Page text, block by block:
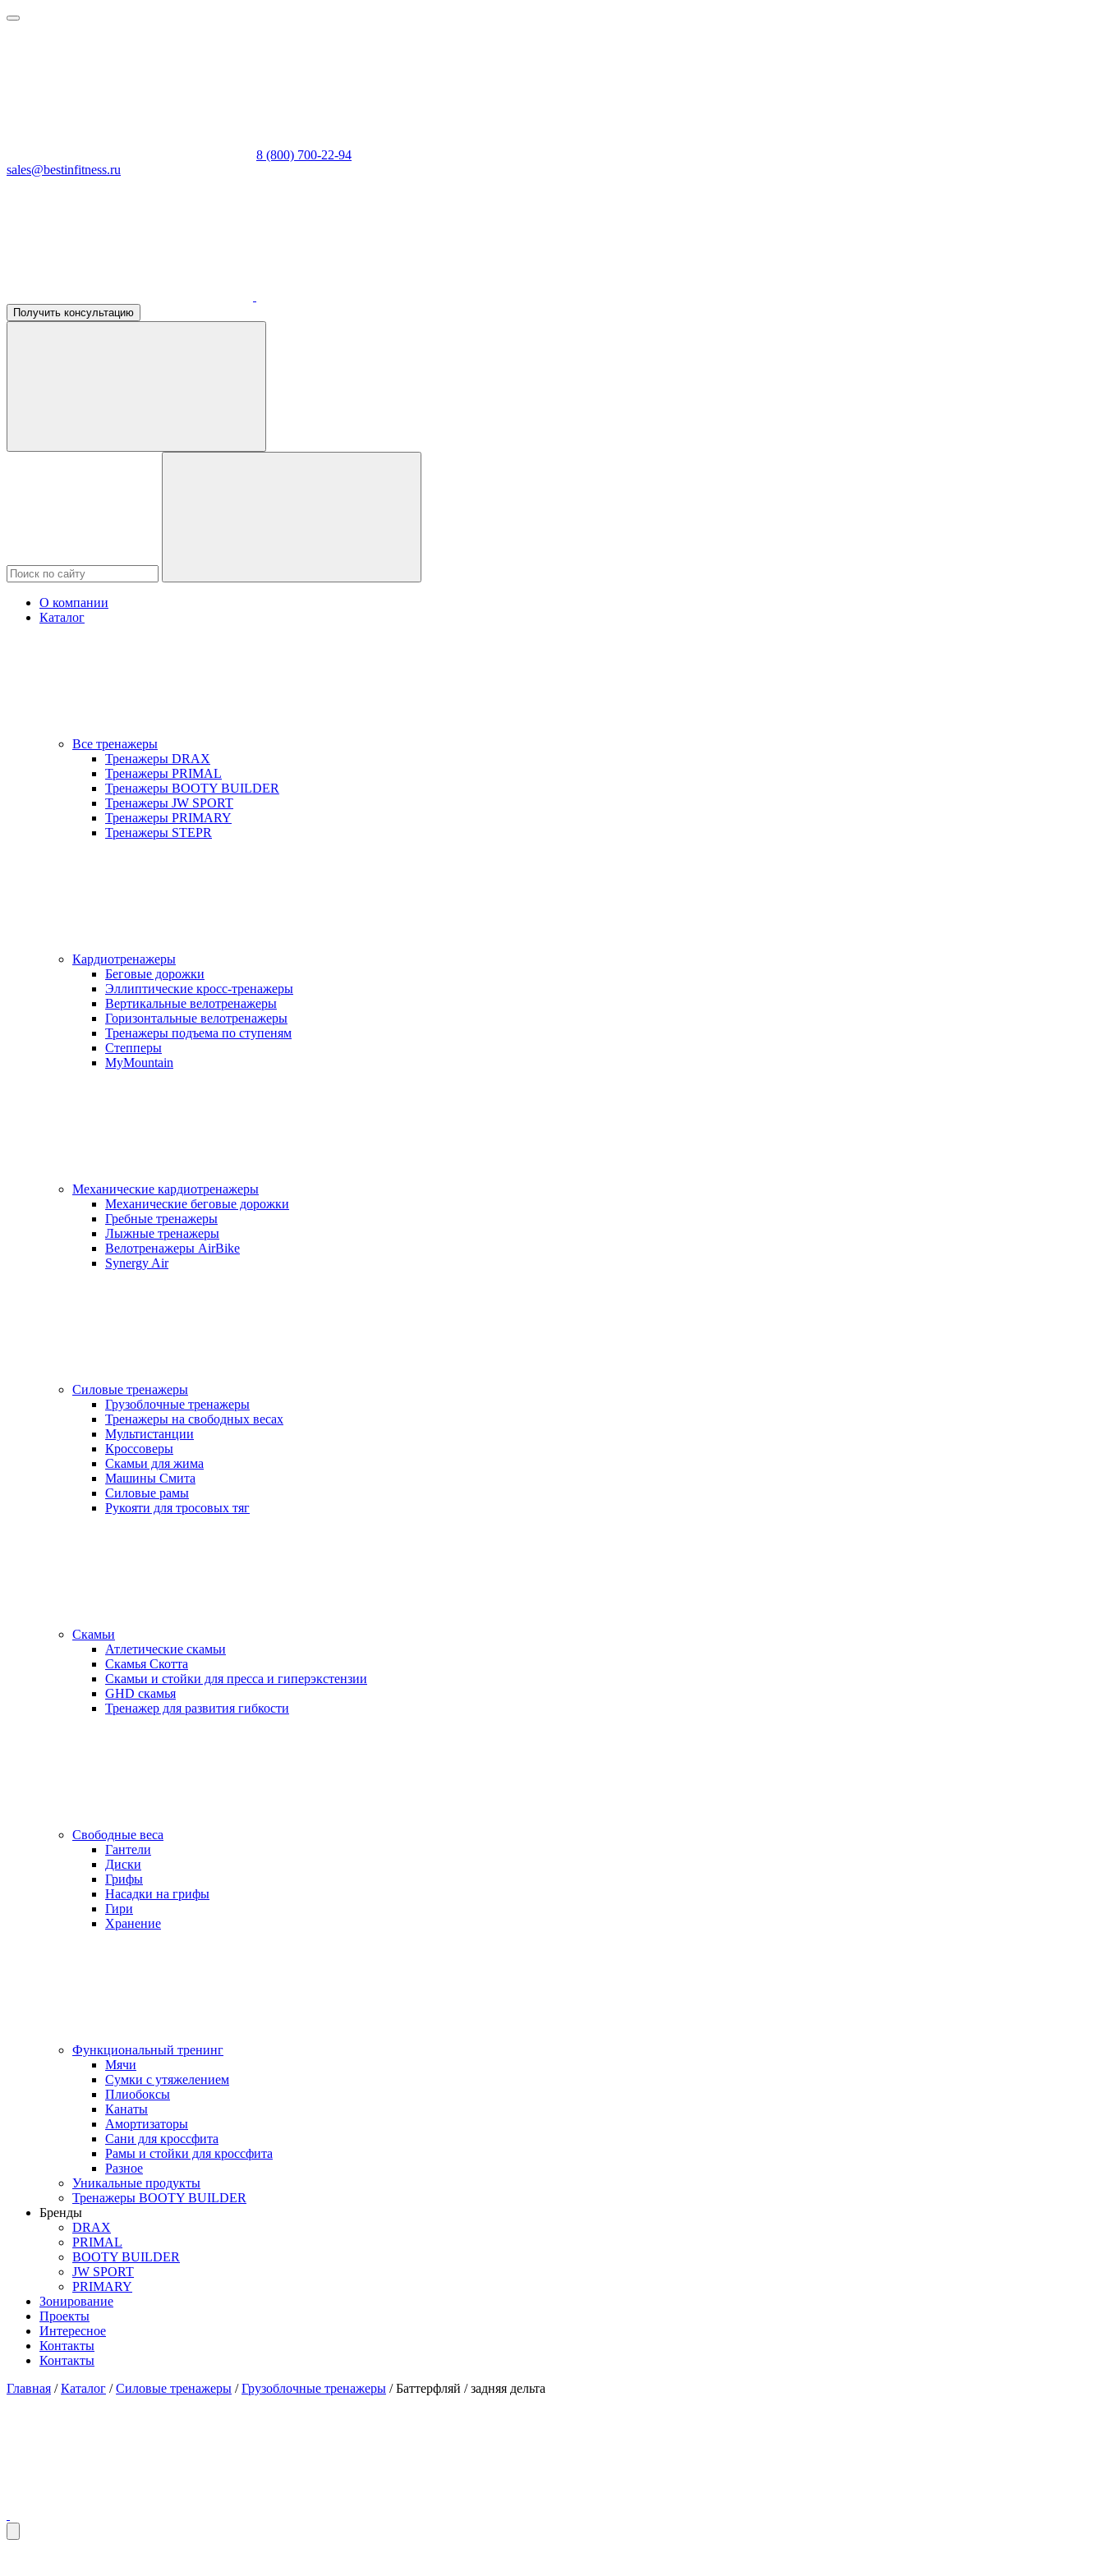
8 (800) 700-22-94
sales@bestinfitness.ru
Получить консультацию
О компании
Каталог
Все тренажеры
Тренажеры DRAX
Тренажеры PRIMAL
Тренажеры BOOTY BUILDER
Тренажеры JW SPORT
Тренажеры PRIMARY
Тренажеры STEPR
Кардиотренажеры
Беговые дорожки
Эллиптические кросс-тренажеры
Вертикальные велотренажеры
Горизонтальные велотренажеры
Тренажеры подъема по ступеням
Степперы
MyMountain
Механические кардиотренажеры
Механические беговые дорожки
Гребные тренажеры
Лыжные тренажеры
Велотренажеры AirBike
Synergy Air
Силовые тренажеры
Грузоблочные тренажеры
Тренажеры на свободных весах
Мультистанции
Кроссоверы
Скамьи для жима
Машины Смита
Силовые рамы
Рукояти для тросовых тяг
Скамьи
Атлетические скамьи
Скамья Скотта
Скамьи и стойки для пресса и гиперэкстензии
GHD скамья
Тренажер для развития гибкости
Свободные веса
Гантели
Диски
Грифы
Насадки на грифы
Гири
Хранение
Функциональный тренинг
Мячи
Сумки с утяжелением
Плиобоксы
Канаты
Амортизаторы
Сани для кроссфита
Рамы и стойки для кроссфита
Разное
Уникальные продукты
Тренажеры BOOTY BUILDER
Бренды
DRAX
PRIMAL
BOOTY BUILDER
JW SPORT
PRIMARY
Зонирование
Проекты
Интересное
Контакты
Контакты
Главная / Каталог / Силовые тренажеры / Грузоблочные тренажеры / Баттерфляй / задняя дельта